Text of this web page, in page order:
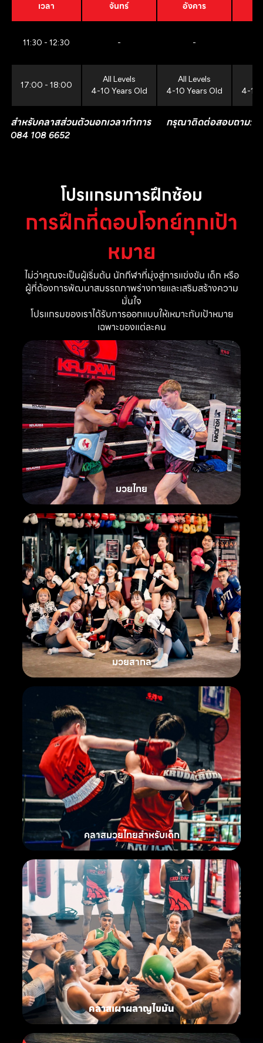
เวลา จันทร์ อังคาร
11:30 - 12:30 - -
17:00 - 18:00
All Levels
4-10 Years Old
All Levels
4-10 Years Old
4-10
สำหรับคลาสส่วนตัวนอกเวลาทำการ กรุณาติดต่อสอบถาม:
084 108 6652
โปรแกรมการฝึกซ้อม
การฝึกที่ตอบโจทย์ทุกเป้า
หมาย
ไม่ว่าคุณจะเป็นผู้เริ่มต้น นักกีฬาที่มุ่งสู่การแข่งขัน เด็ก หรือ
ผู้ที่ต้องการพัฒนาสมรรถภาพร่างกายและเสริมสร้างความ
มั่นใจ
โปรแกรมของเราได้รับการออกแบบให้เหมาะกับเป้าหมาย
เฉพาะของแต่ละคน
มวยไทย
มวยสากล
คลาสมวยไทยสำหรับเด็ก
คลาสเผาผลาญไขมัน